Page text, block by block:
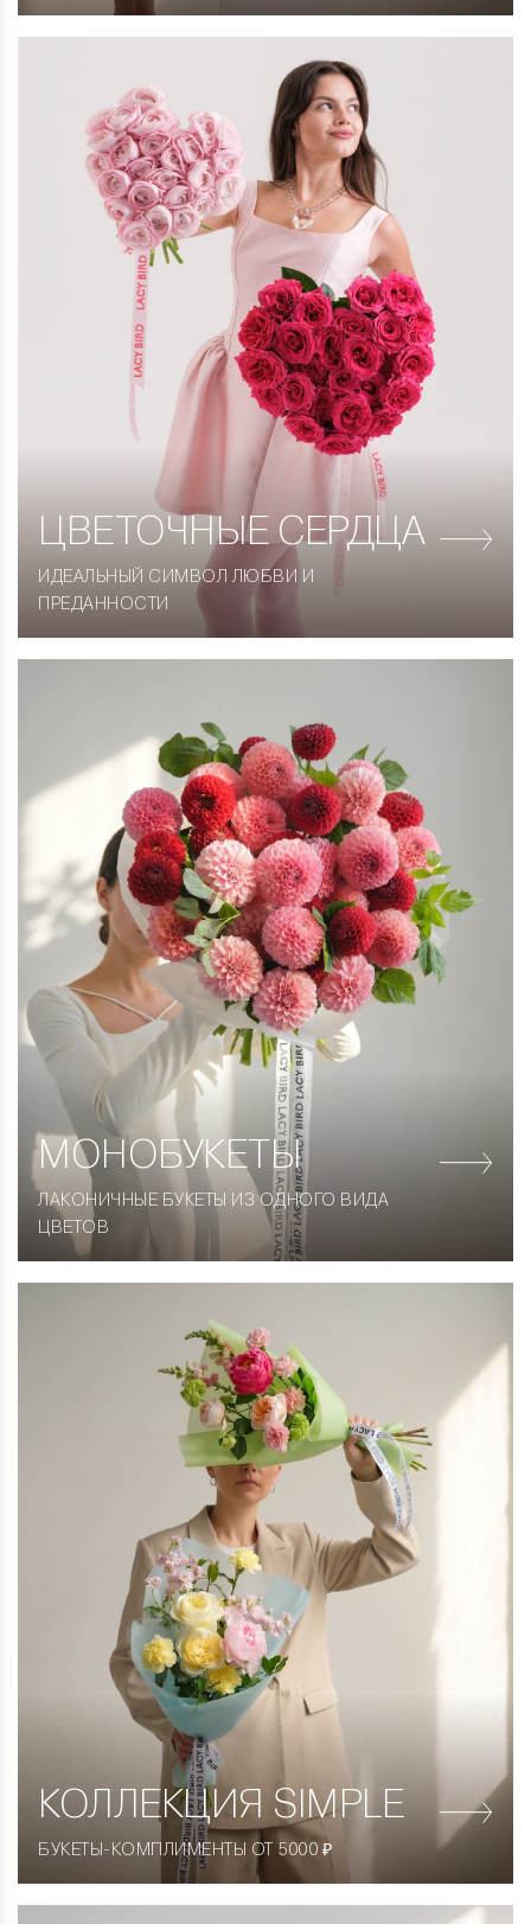
ЦВЕТОЧНЫЕ СЕРДЦА
ИДЕАЛЬНЫЙ СИМВОЛ ЛЮБВИ И
ПРЕДАННОСТИ
МОНОБУКЕТЫ
ЛАКОНИЧНЫЕ БУКЕТЫ ИЗ ОДНОГО ВИДА
ЦВЕТОВ
КОЛЛЕКЦИЯ SIMPLE
БУКЕТЫ-КОМПЛИМЕНТЫ ОТ 5000 ₽